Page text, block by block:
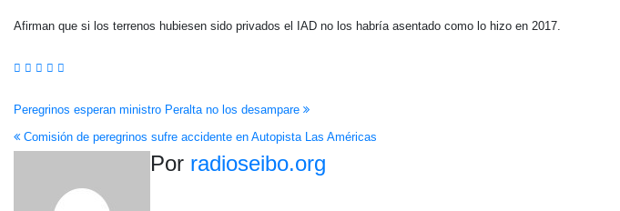
Afirman que si los terrenos hubiesen sido privados el IAD no los habría asentado como lo hizo en 2017.
Navegación
de
entradas
Peregrinos esperan ministro Peralta no los desampare
Comisión de peregrinos sufre accidente en Autopista Las Américas
Por radioseibo.org